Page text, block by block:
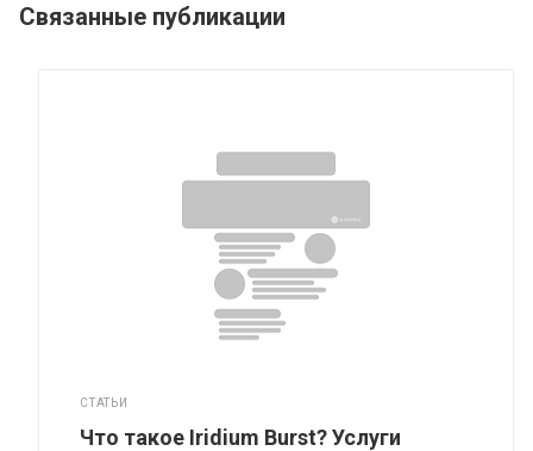
Связанные публикации
СТАТЬИ
Что такое Iridium Burst? Услуги